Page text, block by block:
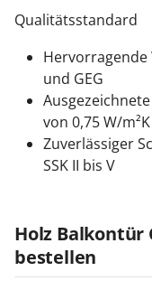
Qualitätsstandard
Hervorragende
und GEG
von 0,75 W/m²K
Zuverlässiger
SSK II bis V
Holz Balkontür
bestellen